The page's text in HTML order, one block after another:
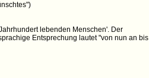
lebenden Menschen'. Der
Entsprechung lautet "von nun an bis